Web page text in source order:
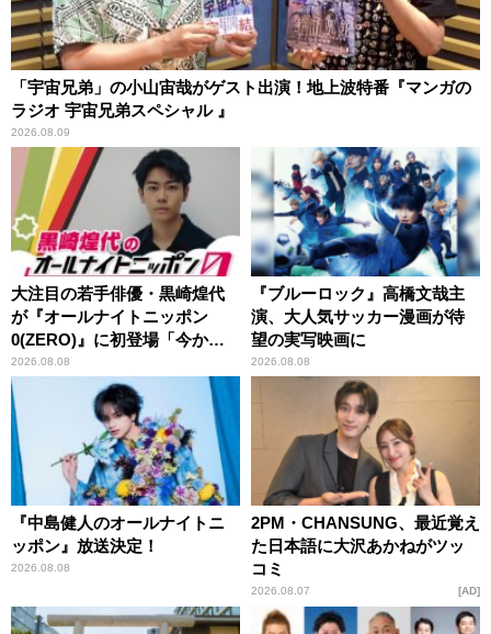
「宇宙兄弟」の小山宙哉がゲスト出演！地上波特番『マンガの
ラジオ 宇宙兄弟スペシャル 』
2026.08.09
大注目の若手俳優・黒崎煌代
が『オールナイトニッポン
0(ZERO)』に初登場「今から
とてもワクワクしておりま
す！」
2026.08.08
『ブルーロック』高橋文哉主
演、大人気サッカー漫画が待
望の実写映画に
2026.08.08
『中島健人のオールナイトニ
ッポン』放送決定！
2026.08.08
2PM・CHANSUNG、最近覚え
た日本語に大沢あかねがツッ
コミ
2026.08.07 AD